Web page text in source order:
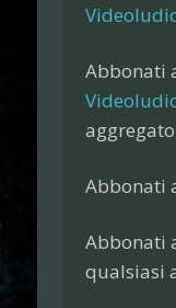
Abbonati
Abbonati
Abbonati
qualsiasi